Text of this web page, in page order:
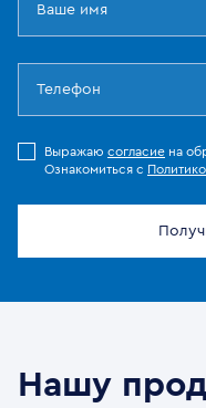
Выражаю согласие на
Ознакомиться с
Нашу